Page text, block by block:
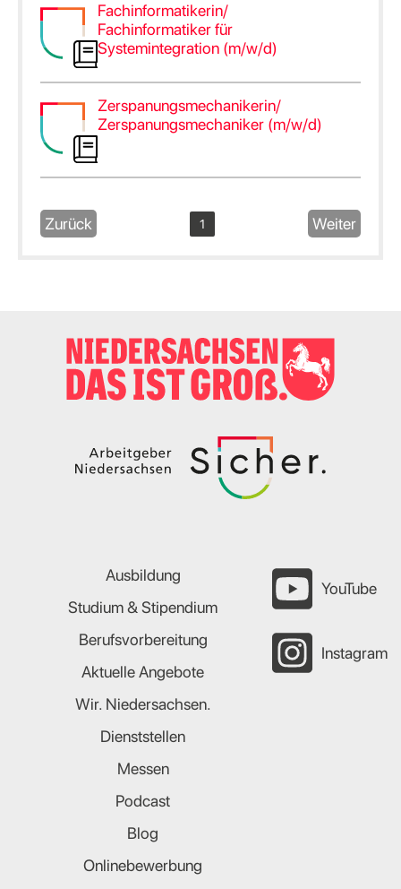
Fachinformatikerin/
Fachinformatiker für
Systemintegration (m/w/d)
Zerspanungsmechanikerin/
Zerspanungsmechaniker (m/w/d)
Zurück 1 Weiter
Ausbildung
Studium & Stipendium
Berufsvorbereitung
Aktuelle Angebote
Wir. Niedersachsen.
Dienststellen
Messen
Podcast
Blog
Onlinebewerbung
YouTube
Instagram